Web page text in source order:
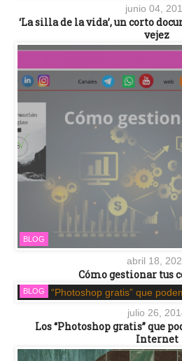
junio 04,
‘La silla de la vida’, un corto
vejez
BLOG
abril 18,
Cómo gestionar tus
BLOG
julio 26,
Los “Photoshop gratis” que
Internet